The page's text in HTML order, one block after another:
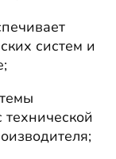
систем и
технической